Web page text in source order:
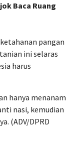
Baca Ruang
pangan
ini selaras
harus
hanya menanam
nasi, kemudian
(ADV/DPRD